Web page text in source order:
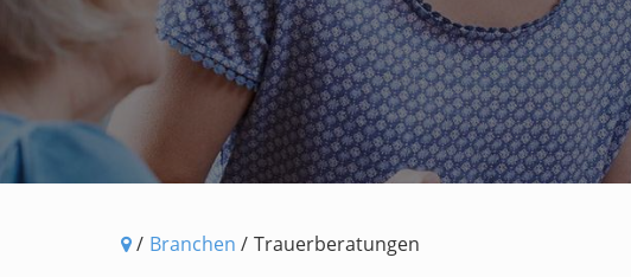
/ Branchen / Trauerberatungen